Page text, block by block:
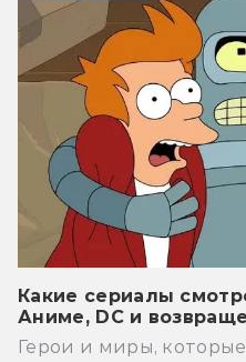
Какие сериалы
Аниме, DC и
Герои и миры,